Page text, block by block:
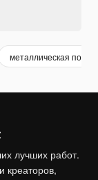
металлическая
лучших работ.
креаторов,